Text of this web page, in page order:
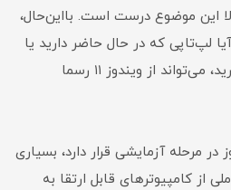
این موضوع درست است. بااین‌حال،
لپ‌تاپی که در حال حاضر دارید یا
در آینده قصد دارید آن را بخرید، می‌تواند از ویندوز ۱۱ رسما
اینکه ویندوز ۱۱ هنوز در مرحله آزمایشی قرار دارد، بسیاری
از کامپیوترهای قابل ارتقا به